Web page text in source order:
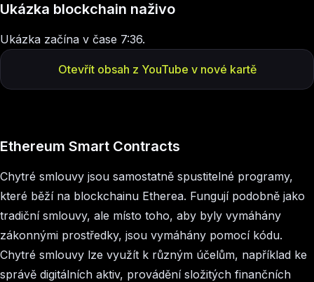
Ukázka blockchain naživo
Ukázka začína v čase 7:36.
Otevřít obsah z YouTube v nové kartě
Ethereum Smart Contracts
Chytré smlouvy jsou samostatně spustitelné programy,
které běží na blockchainu Etherea. Fungují podobně jako
tradiční smlouvy, ale místo toho, aby byly vymáhány
zákonnými prostředky, jsou vymáhány pomocí kódu.
Chytré smlouvy lze využít k různým účelům, například ke
správě digitálních aktiv, provádění složitých finančních